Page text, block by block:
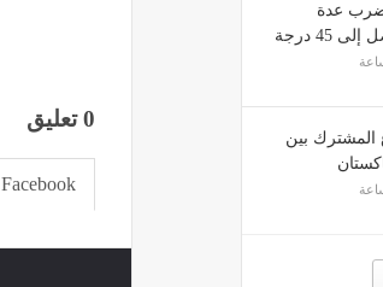
عدة
45 درجة
المشترك بين
0 تعليق
Facebook